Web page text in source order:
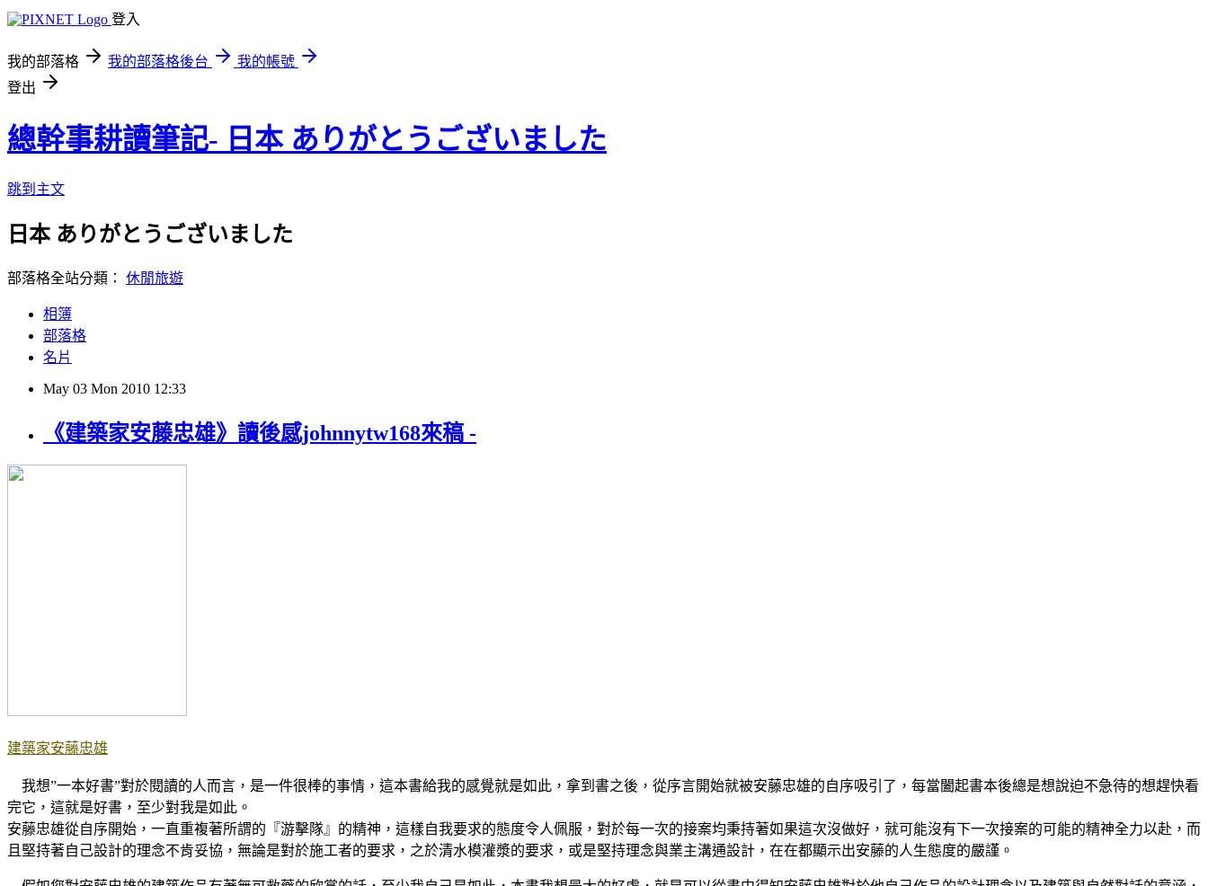
登入
我的部落格 我的部落格後台
我的帳號
登出
總幹事耕讀筆記- 日本 ありがとうございました
跳到主文
日本 ありがとうございました
部落格全站分類： 休閒旅遊
相簿
部落格
名片
May 03 Mon 2010 12:33
《建築家安藤忠雄》讀後感johnnytw168來稿 -
建築家安藤忠雄
我想”一本好書”對於閱讀的人而言，是一件很棒的事情，這本書給我的感覺就是如此，拿到書之後，從序言開始就被安藤忠雄的自序吸引了，每當闔起書本後總是想說迫不急待的想趕快看
完它，這就是好書，至少對我是如此。
安藤忠雄從自序開始，一直重複著所謂的『游擊隊』的精神，這樣自我要求的態度令人佩服，對於每一次的接案均秉持著如果這次沒做好，就可能沒有下一次接案的可能的精神全力以赴，而
且堅持著自己設計的理念不肯妥協，無論是對於施工者的要求，之於清水模灌漿的要求，或是堅持理念與業主溝通設計，在在都顯示出安藤的人生態度的嚴謹。